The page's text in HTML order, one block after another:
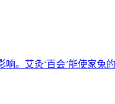
。艾灸‘百会’能使家兔